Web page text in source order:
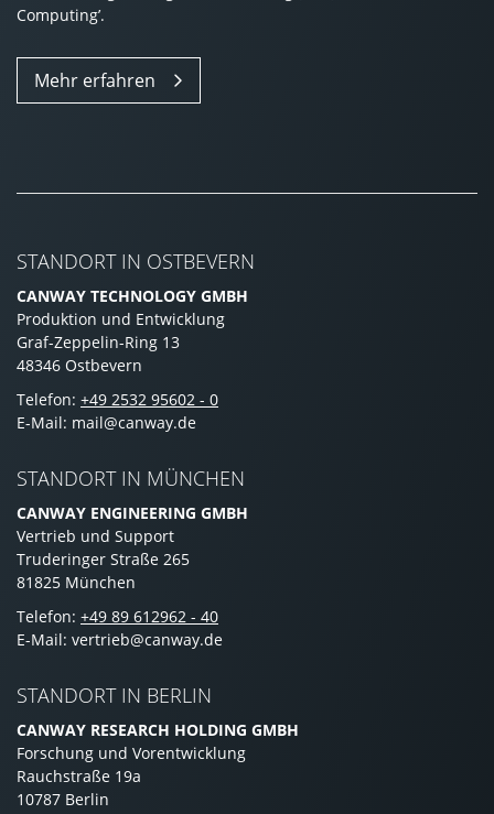
Computing’.
Mehr erfahren
STANDORT IN OSTBEVERN
CANWAY TECHNOLOGY GMBH
Produktion und Entwicklung
Graf-Zeppelin-Ring 13
48346 Ostbevern
Telefon: +49 2532 95602 - 0
E-Mail: mail@canway.de
STANDORT IN MÜNCHEN
CANWAY ENGINEERING GMBH
Vertrieb und Support
Truderinger Straße 265
81825 München
Telefon: +49 89 612962 - 40
E-Mail: vertrieb@canway.de
STANDORT IN BERLIN
CANWAY RESEARCH HOLDING GMBH
Forschung und Vorentwicklung
Rauchstraße 19a
10787 Berlin